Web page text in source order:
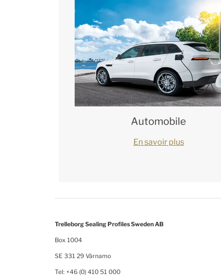
Automobile
En savoir plus
Trelleborg Sealing Profiles Sweden AB
Box 1004
SE 331 29 Värnamo
Tel: +46 (0) 410 51 000